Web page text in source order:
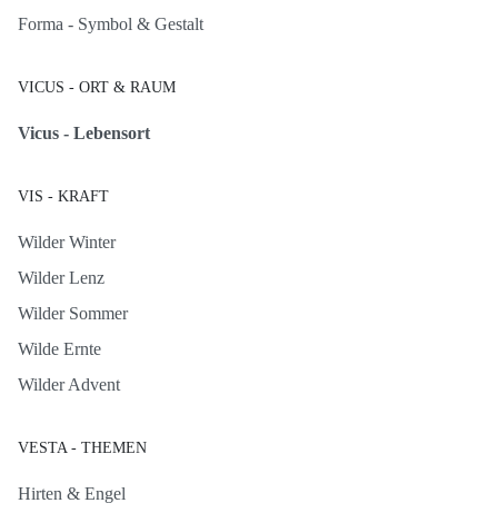
Forma - Symbol & Gestalt
VICUS - ORT & RAUM
Vicus - Lebensort
VIS - KRAFT
Wilder Winter
Wilder Lenz
Wilder Sommer
Wilde Ernte
Wilder Advent
VESTA - THEMEN
Hirten & Engel